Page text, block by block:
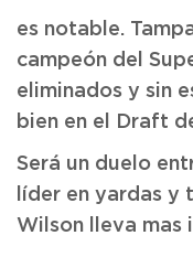
es notable.
campeón del
eliminados y sin
bien en el Draft
Será un duelo
líder en yardas y
Wilson lleva mas